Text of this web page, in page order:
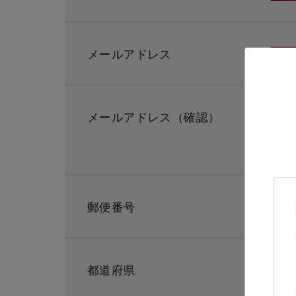
メールアドレス
メールアドレス（確認）
郵便番号
都道府県